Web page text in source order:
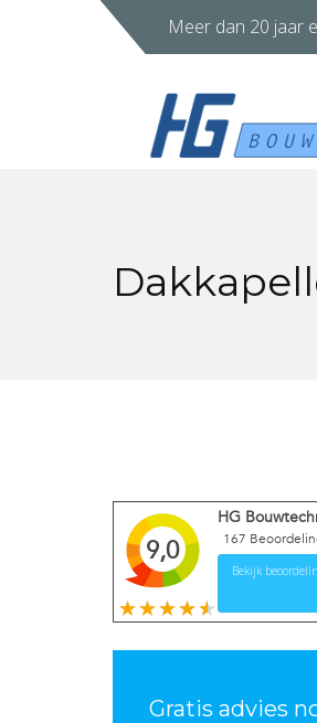
Meer dan 20 jaar
9,0
HG
167
Bekijk
Gratis advies